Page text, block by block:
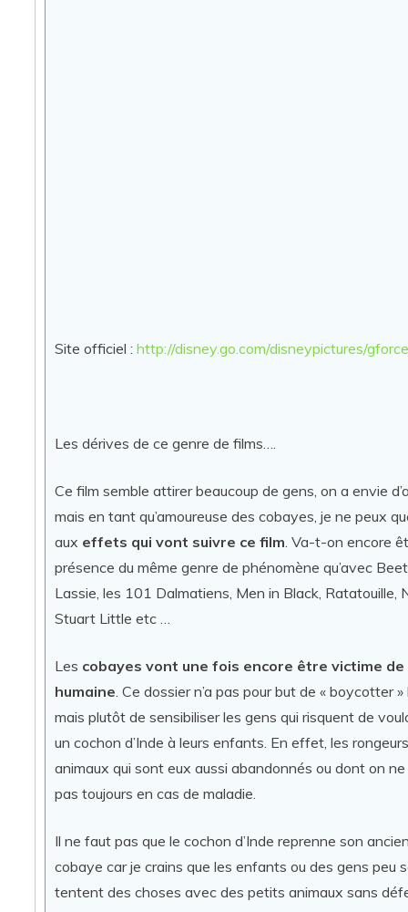
Site officiel : http://disney.go.com/disneypictures/
Les dérives de ce genre de films….
Ce film semble attirer beaucoup de gens, on a envie
mais en tant qu’amoureuse des cobayes, je ne peux
aux effets qui vont suivre ce film. Va-t-on encore
présence du même genre de phénomène qu’avec
Lassie, les 101 Dalmatiens, Men in Black, Ratatouille,
Stuart Little etc …
Les cobayes vont une fois encore être victime
humaine. Ce dossier n’a pas pour but de « boycotter »
mais plutôt de sensibiliser les gens qui risquent de
un cochon d’Inde à leurs enfants. En effet, les
animaux qui sont eux aussi abandonnés ou dont on ne
pas toujours en cas de maladie.
Il ne faut pas que le cochon d’Inde reprenne son
cobaye car je crains que les enfants ou des gens peu
tentent des choses avec des petits animaux sans